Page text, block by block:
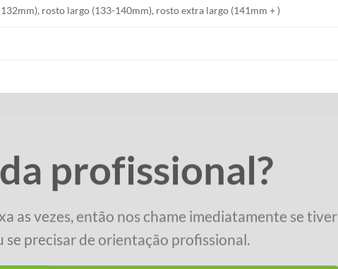
rosto largo (133-140mm), rosto extra largo (141mm + )
profissional?
as vezes, então nos chame imediatamente se tiver
precisar de orientação profissional.